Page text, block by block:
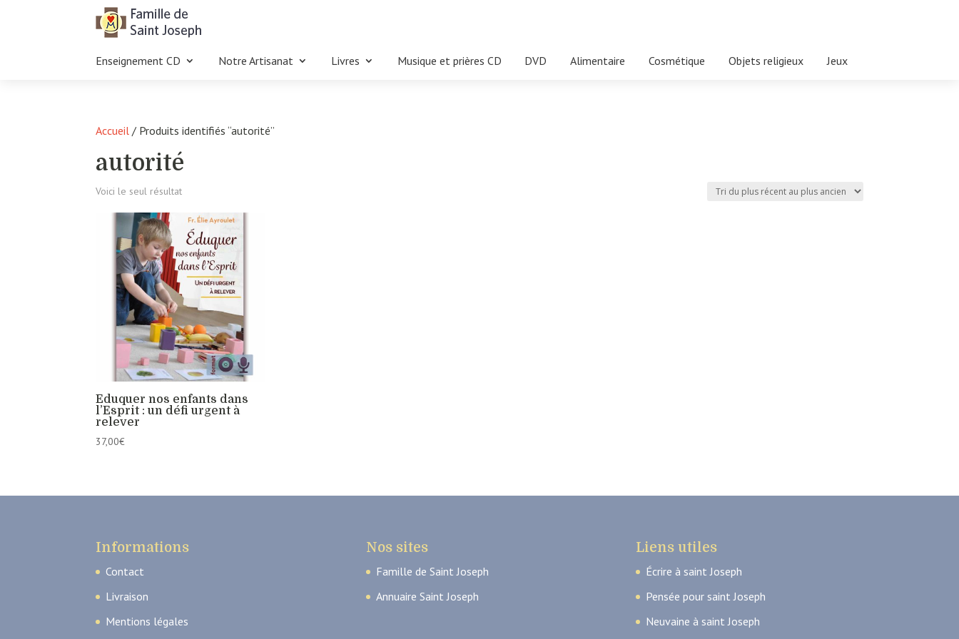
Enseignement CD Notre Artisanat Livres Musique et prières CD DVD Alimentaire Cosmétique Objets religieux Jeux
Accueil / Produits identifiés “autorité”
autorité
Voici le seul résultat
Eduquer nos enfants dans
l’Esprit : un défi urgent à
relever
37,00€
Informations
Contact
Livraison
Mentions légales
Nos sites
Famille de Saint Joseph
Annuaire Saint Joseph
Liens utiles
Écrire à saint Joseph
Pensée pour saint Joseph
Neuvaine à saint Joseph